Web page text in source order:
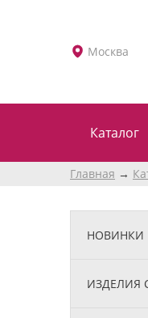
Москва
Каталог
Главная
НОВИНКИ
ИЗДЕЛИЯ